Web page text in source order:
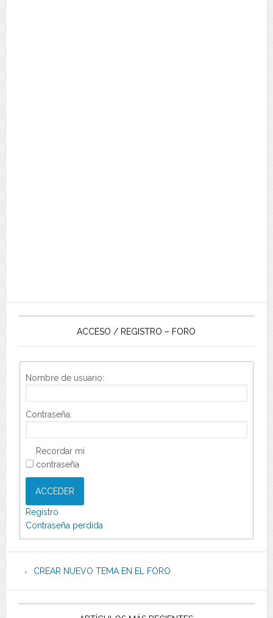
ACCESO / REGISTRO – FORO
Nombre de usuario:
Contraseña:
Recordar mi
contraseña
ACCEDER
Registro
Contraseña perdida
CREAR NUEVO TEMA EN EL FORO